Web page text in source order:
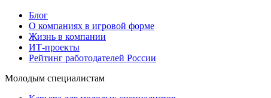
Блог
О компаниях в игровой форме
Жизнь в компании
ИТ-проекты
Рейтинг работодателей России
Молодым специалистам